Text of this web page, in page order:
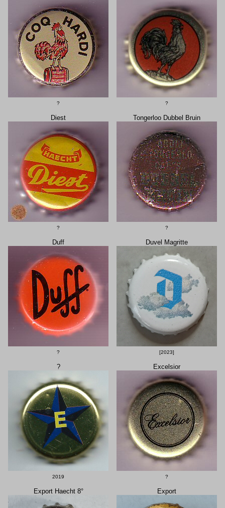
? ?
Diest
?
Tongerloo Dubbel Bruin
?
Duff
?
Duvel Magritte
[2023]
?
2019
Excelsior
?
Export Haecht 8° Export